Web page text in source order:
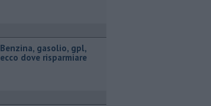
​Benzina, gasolio, gpl,
ecco dove risparmiare